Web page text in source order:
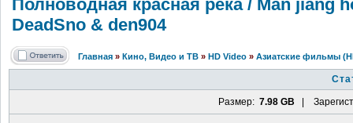
Полноводная красная река / Man jiang
DeadSno & den904
Главная » Кино, Видео и ТВ » HD Video » Азиатские фильмы
Размер: 7.98 GB |